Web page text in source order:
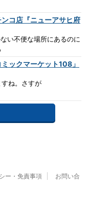
ンコ店『ニューアサヒ府
い不便な場所にあるのに
ックマーケット108」
ね。さすが
ー・免責事項
お問い合